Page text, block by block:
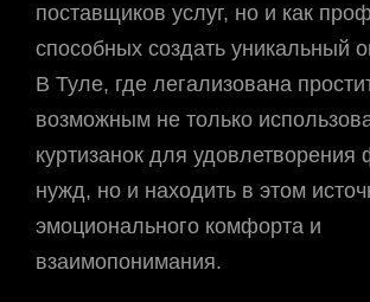
поставщиков услуг, но и как
способных создать уникальный
В Туле, где легализована
возможным не только
куртизанок для удовлетворения
нужд, но и находить в этом
эмоционального комфорта и
взаимопонимания.